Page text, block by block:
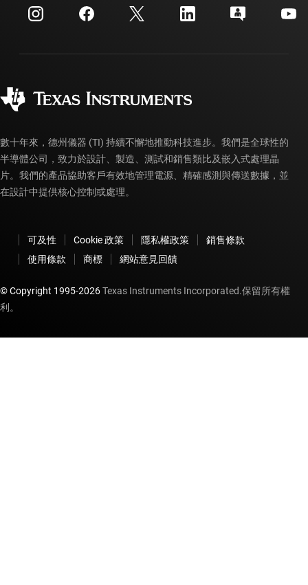
投資人關系
製造
客戶支援中心
myTI 帳戶常見問題解答
訂購 FAQ
數十年來，德州儀器 (TI) 持續不懈地推動科技進步。我們是全球性的
半導體公司，致力於設計、製造、測試和銷售類比及嵌入式處理晶
片。我們的產品協助客戶有效地管理電源、精確感測與傳送數據，並
在設計中提供核心控制或處理。
可及性 Cookie 政策 隱私權政策
銷售條款
使用條款
商標 網站意見回饋
© Copyright 1995-2026Texas Instruments Incorporated.保留所有權
利。